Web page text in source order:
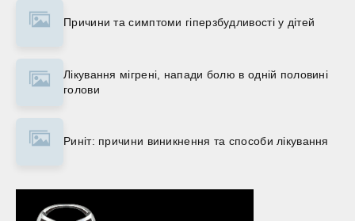
Причини та симптоми гіперзбудливості у дітей
Лікування мігрені, напади болю в одній половині
голови
Риніт: причини виникнення та способи лікування